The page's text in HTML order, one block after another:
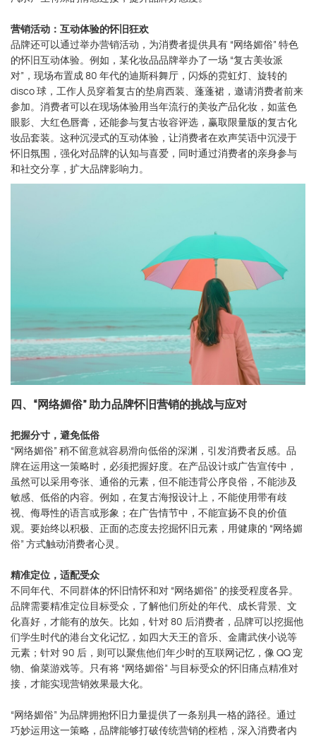
营销活动：互动体验的怀旧狂欢
品牌还可以通过举办营销活动，为消费者提供具有 “网络媚俗” 特色
的怀旧互动体验。例如，某化妆品品牌举办了一场 “复古美妆派
对”，现场布置成 80 年代的迪斯科舞厅，闪烁的霓虹灯、旋转的
disco 球，工作人员穿着复古的垫肩西装、蓬蓬裙，邀请消费者前来
参加。消费者可以在现场体验用当年流行的美妆产品化妆，如蓝色
眼影、大红色唇膏，还能参与复古妆容评选，赢取限量版的复古化
妆品套装。这种沉浸式的互动体验，让消费者在欢声笑语中沉浸于
怀旧氛围，强化对品牌的认知与喜爱，同时通过消费者的亲身参与
和社交分享，扩大品牌影响力。
四、“网络媚俗” 助力品牌怀旧营销的挑战与应对
把握分寸，避免低俗
“网络媚俗” 稍不留意就容易滑向低俗的深渊，引发消费者反感。品
牌在运用这一策略时，必须把握好度。在产品设计或广告宣传中，
虽然可以采用夸张、通俗的元素，但不能违背公序良俗，不能涉及
敏感、低俗的内容。例如，在复古海报设计上，不能使用带有歧
视、侮辱性的语言或形象；在广告情节中，不能宣扬不良的价值
观。要始终以积极、正面的态度去挖掘怀旧元素，用健康的 “网络媚
俗” 方式触动消费者心灵。
精准定位，适配受众
不同年代、不同群体的怀旧情怀和对 “网络媚俗” 的接受程度各异。
品牌需要精准定位目标受众，了解他们所处的年代、成长背景、文
化喜好，才能有的放矢。比如，针对 80 后消费者，品牌可以挖掘他
们学生时代的港台文化记忆，如四大天王的音乐、金庸武侠小说等
元素；针对 90 后，则可以聚焦他们年少时的互联网记忆，像 QQ 宠
物、偷菜游戏等。只有将 “网络媚俗” 与目标受众的怀旧痛点精准对
接，才能实现营销效果最大化。
“网络媚俗” 为品牌拥抱怀旧力量提供了一条别具一格的路径。通过
巧妙运用这一策略，品牌能够打破传统营销的桎梏，深入消费者内